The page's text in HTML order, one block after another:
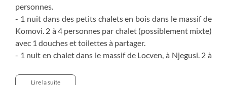
personnes.
- 1 nuit dans des petits chalets en bois dans le massif de
Komovi. 2 à 4 personnes par chalet (possiblement mixte)
avec 1 douches et toilettes à partager.
- 1 nuit en chalet dans le massif de Locven, à Njegusi. 2 à
- 2 nuits en appartement ou en hôtel dans les Bouches
Lire la suite